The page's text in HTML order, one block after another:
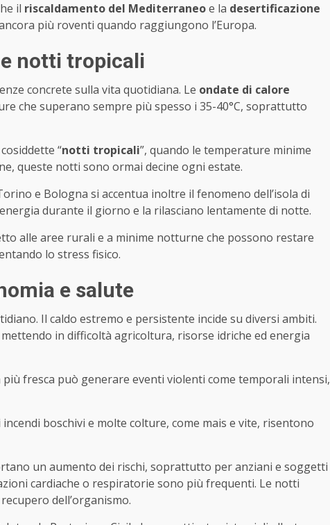
il riscaldamento del Mediterraneoe la desertificazione
più roventi quando raggiungono l’Europa.
notti tropicali
concrete sulla vita quotidiana. Le ondate di calore
che superano sempre più spesso i 35-40°C, soprattutto
“notti tropicali”, quando le temperature minime
queste notti sono ormai decine ogni estate.
e Bologna si accentua inoltre il fenomeno dell’isola di
durante il giorno e la rilasciano lentamente di notte.
alle aree rurali e a minime notturne che possono restare
lo stress fisico.
e salute
Il caldo estremo e persistente incide su diversi ambiti.
in difficoltà agricoltura, risorse idriche ed energia
più fresca può generare eventi violenti come temporali intensi,
boschivi e molte colture, come mais e vite, risentono
un aumento dei rischi, soprattutto per anziani e soggetti
cardiache o respiratorie sono più frequenti. Le notti
dell’organismo.